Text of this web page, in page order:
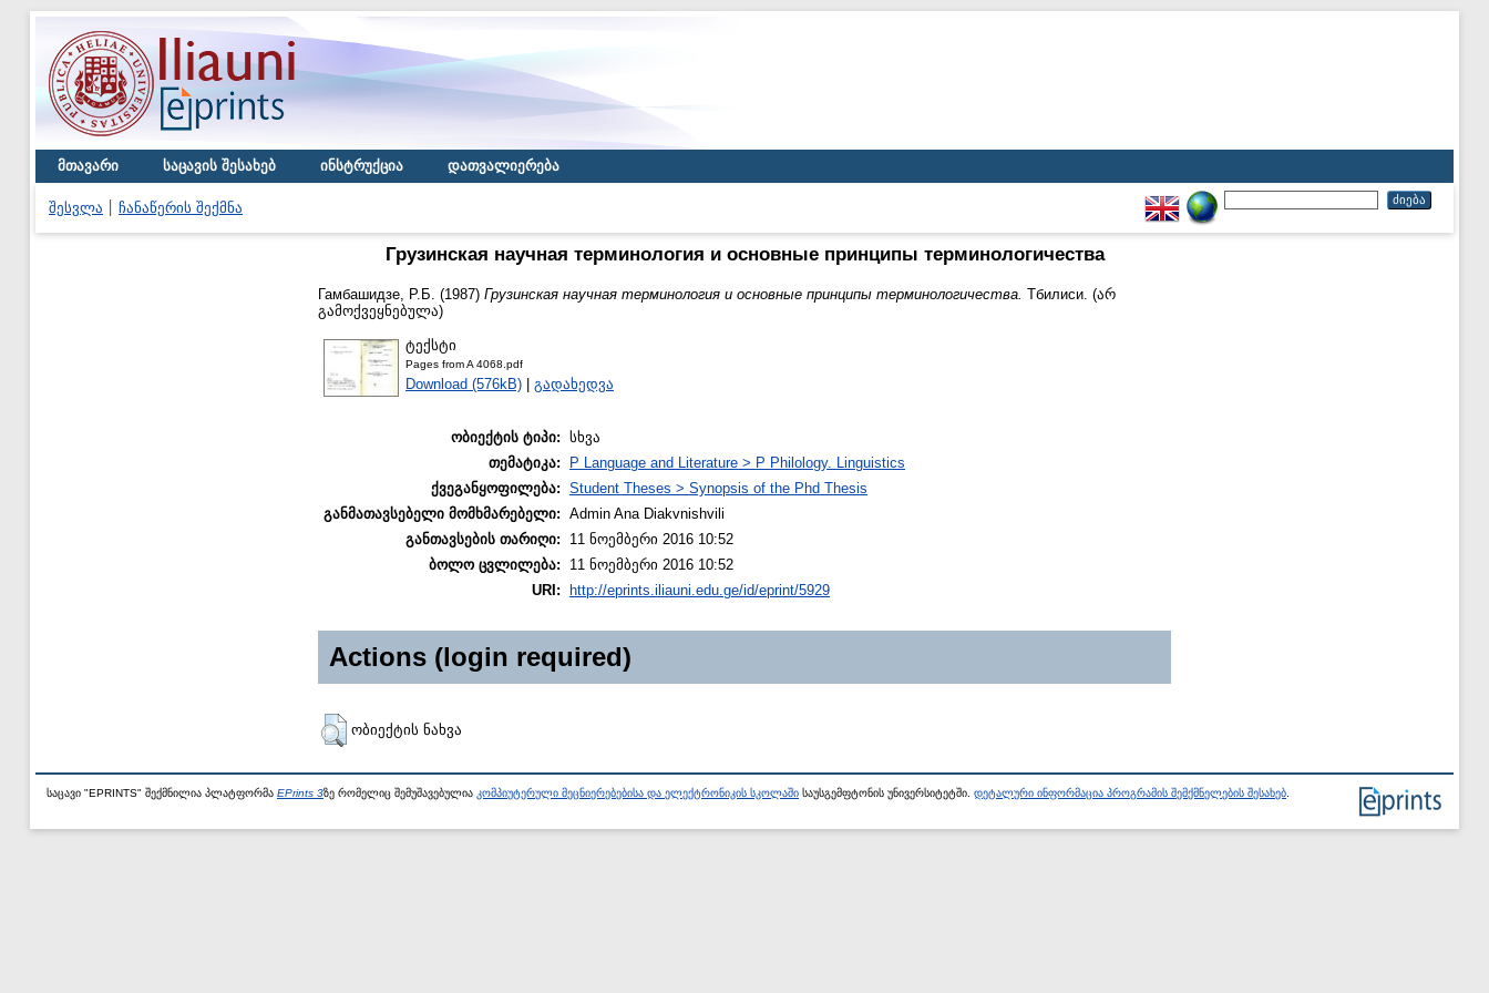
მთავარი საცავის შესახებ ინსტრუქცია დათვალიერება
შესვლა ჩანაწერის შექმნა
Грузинская научная терминология и основные принципы терминологичества
Гамбашидзе, Р.Б. (1987) Грузинская научная терминология и основные принципы терминологичества. Тбилиси. (არ
გამოქვეყნებულა)
ტექსტი
Pages from A 4068.pdf
Download (576kB) | გადახედვა
ობიექტის ტიპი: სხვა
თემატიკა:
P Language and Literature > P Philology. Linguistics
ქვეგანყოფილება: Student Theses > Synopsis of the Phd Thesis
განმათავსებელი მომხმარებელი: Admin Ana Diakvnishvili
განთავსების თარიღი:
11 ნოემბერი 2016 10:52
ბოლო ცვლილება:
11 ნოემბერი 2016 10:52
URI:
http://eprints.iliauni.edu.ge/id/eprint/5929
Actions (login required)
ობიექტის ნახვა
საცავი "EPRINTS" შექმნილია პლატფორმა EPrints 3ზე რომელიც შემუშავებულია კომპიუტერული მეცნიერებებისა და ელექტრონიკის სკოლაში საუსგემფტონის უნივერსიტეტში. დეტალური ინფორმაცია პროგრამის შემქმნელების შესახებ.